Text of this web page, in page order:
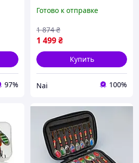
97%
вертушки и колебалки
Готово к отправке
1 499₴
1 874 ₴
Купить
Nai 100%